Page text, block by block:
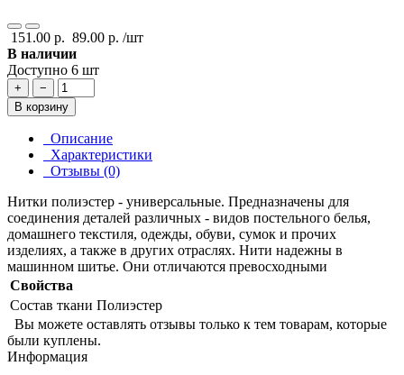
151.00 р. 89.00 р. /шт
В наличии
Доступно 6 шт
+
−
В корзину
Описание
Характеристики
Отзывы (0)
Нитки полиэстер - универсальные. Предназначены для
соединения деталей различных - видов постельного белья,
домашнего текстиля, одежды, обуви, сумок и прочих
изделиях, а также в других отраслях. Нити надежны в
машинном шитье. Они отличаются превосходными
Свойства
Состав ткани Полиэстер
Вы можете оставлять отзывы только к тем товарам, которые
были куплены.
Информация